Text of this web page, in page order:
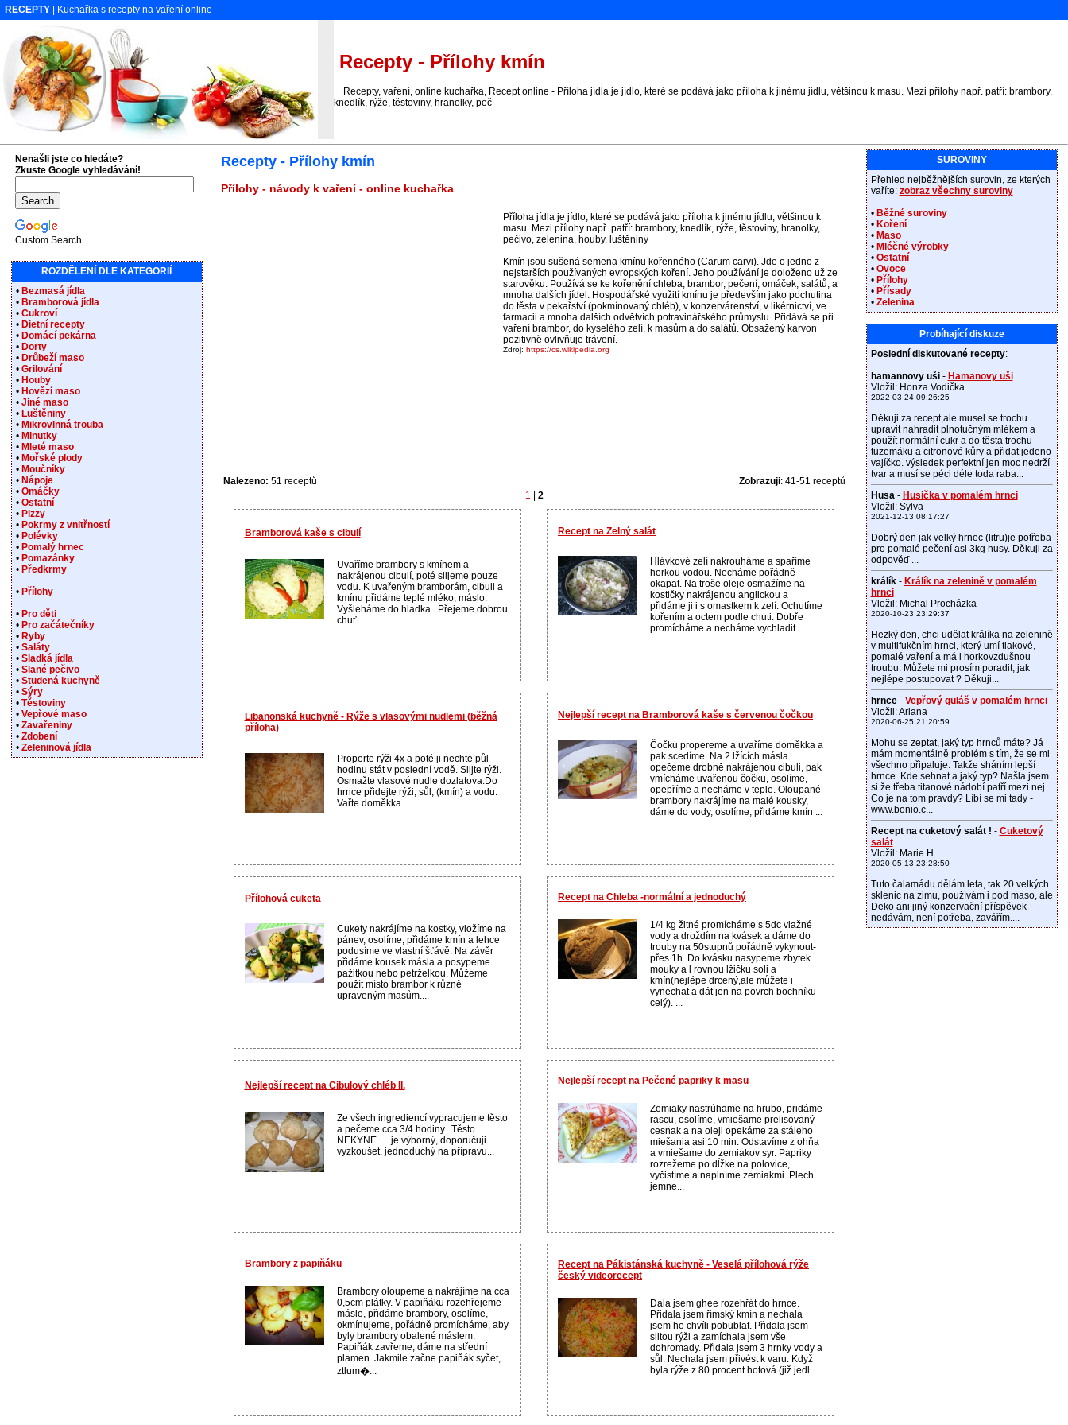
RECEPTY | Kuchařka s recepty na vaření online
Recepty - Přílohy kmín
Recepty, vaření, online kuchařka, Recept online - Příloha jídla je jídlo, které se podává jako příloha k jinému jídlu, většinou k masu. Mezi přílohy např. patří: brambory,
knedlík, rýže, těstoviny, hranolky, peč
Recepty - Přílohy kmín
Přílohy - návody k vaření - online kuchařka
Příloha jídla je jídlo, které se podává jako příloha k jinému jídlu, většinou k
masu. Mezi přílohy např. patří: brambory, knedlík, rýže, těstoviny, hranolky,
pečivo, zelenina, houby, luštěniny
Kmín jsou sušená semena kmínu kořenného (Carum carvi). Jde o jedno z
nejstarších používaných evropských koření. Jeho používání je doloženo už ze
starověku. Používá se ke kořenění chleba, brambor, pečení, omáček, salátů, a
mnoha dalších jídel. Hospodářské využití kmínu je především jako pochutina
do těsta v pekařství (pokmínovaný chléb), v konzervárenství, v likérnictví, ve
farmacii a mnoha dalších odvětvích potravinářského průmyslu. Přidává se při
vaření brambor, do kyselého zelí, k masům a do salátů. Obsažený karvon
pozitivně ovlivňuje trávení.
Zdroj: https://cs.wikipedia.org
Nalezeno: 51 receptů Zobrazuji: 41-51 receptů
1
2
Bramborová kaše s cibulí
Uvaříme brambory s kmínem a
nakrájenou cibulí, poté slijeme pouze
vodu. K uvařeným bramborám, cibuli a
kmínu přidáme teplé mléko, máslo.
Vyšleháme do hladka.. Přejeme dobrou
chuť.....
Recept na Zelný salát
Hlávkové zelí nakrouháme a spaříme
horkou vodou. Necháme pořádně
okapat. Na troše oleje osmažíme na
kostičky nakrájenou anglickou a
přidáme ji i s omastkem k zelí. Ochutíme
kořením a octem podle chuti. Dobře
promícháme a necháme vychladit....
Libanonská kuchyně - Rýže s vlasovými nudlemi (běžná
příloha)
Properte rýži 4x a poté ji nechte půl
hodinu stát v poslední vodě. Slijte rýži.
Osmažte vlasové nudle dozlatova.Do
hrnce přidejte rýži, sůl, (kmín) a vodu.
Vařte doměkka....
Nejlepší recept na Bramborová kaše s červenou čočkou
Čočku propereme a uvaříme doměkka a
pak scedíme. Na 2 lžících másla
opečeme drobně nakrájenou cibuli, pak
vmícháme uvařenou čočku, osolíme,
opepříme a necháme v teple. Oloupané
brambory nakrájíme na malé kousky,
dáme do vody, osolíme, přidáme kmín ...
Přílohová cuketa
Cukety nakrájíme na kostky, vložíme na
pánev, osolíme, přidáme kmín a lehce
podusíme ve vlastní šťávě. Na závěr
přidáme kousek másla a posypeme
pažitkou nebo petrželkou. Můžeme
použít místo brambor k různě
upraveným masům....
Recept na Chleba -normální a jednoduchý
1/4 kg žitné promícháme s 5dc vlažné
vody a droždím na kvásek a dáme do
trouby na 50stupnů pořádně vykynout-
přes 1h. Do kvásku nasypeme zbytek
mouky a l rovnou lžičku soli a
kmín(nejlépe drcený,ale můžete i
vynechat a dát jen na povrch bochníku
celý). ...
Nejlepší recept na Cibulový chléb II.
Ze všech ingrediencí vypracujeme těsto
a pečeme cca 3/4 hodiny...Těsto
NEKYNE......je výborný, doporučuji
vyzkoušet, jednoduchý na přípravu...
Nejlepší recept na Pečené papriky k masu
Zemiaky nastrúhame na hrubo, pridáme
rascu, osolíme, vmiešame prelisovaný
cesnak a na oleji opekáme za stáleho
miešania asi 10 min. Odstavíme z ohňa
a vmiešame do zemiakov syr. Papriky
rozrežeme po dĺžke na polovice,
vyčistíme a naplníme zemiakmi. Plech
jemne...
Brambory z papiňáku
Brambory oloupeme a nakrájíme na cca
0,5cm plátky. V papiňáku rozehřejeme
máslo, přidáme brambory, osolíme,
okmínujeme, pořádně promícháme, aby
byly brambory obalené máslem.
Papiňák zavřeme, dáme na střední
plamen. Jakmile začne papiňák syčet,
ztlum�...
Recept na Pákistánská kuchyně - Veselá přílohová rýže
český videorecept
Dala jsem ghee rozehřát do hrnce.
Přidala jsem římský kmín a nechala
jsem ho chvíli pobublat. Přidala jsem
slitou rýži a zamíchala jsem vše
dohromady. Přidala jsem 3 hrnky vody a
sůl. Nechala jsem přivést k varu. Když
byla rýže z 80 procent hotová (již jedl...
Nenašli jste co hledáte?
Zkuste Google vyhledávání!
Custom Search
ROZDĚLENÍ DLE KATEGORIÍ
• Bezmasá jídla
• Bramborová jídla
• Cukroví
• Dietní recepty
• Domácí pekárna
• Dorty
• Drůbeží maso
• Grilování
• Houby
• Hovězí maso
• Jiné maso
• Luštěniny
• Mikrovlnná trouba
• Minutky
• Mleté maso
• Mořské plody
• Moučníky
• Nápoje
• Omáčky
• Ostatní
• Pizzy
• Pokrmy z vnitřností
• Polévky
• Pomalý hrnec
• Pomazánky
• Předkrmy
• Přílohy
• Pro děti
• Pro začátečníky
• Ryby
• Saláty
• Sladká jídla
• Slané pečivo
• Studená kuchyně
• Sýry
• Těstoviny
• Vepřové maso
• Zavařeniny
• Zdobení
• Zeleninová jídla
SUROVINY
Přehled nejběžnějších surovin, ze kterých
vaříte: zobraz všechny suroviny
• Běžné suroviny
• Koření
• Maso
• Mléčné výrobky
• Ostatní
• Ovoce
• Přílohy
• Přísady
• Zelenina
Probíhající diskuze
Poslední diskutované recepty:
hamannovy uši- Hamanovy uši
Vložil: Honza Vodička
2022-03-24 09:26:25
Děkuji za recept,ale musel se trochu
upravit nahradit plnotučným mlékem a
použít normální cukr a do těsta trochu
tuzemáku a citronové kůry a přidat jedeno
vajíčko. výsledek perfektní jen moc nedrží
tvar a musí se péci déle toda raba...
Husa- Husička v pomalém hrnci
Vložil: Sylva
2021-12-13 08:17:27
Dobrý den jak velký hrnec (litru)je potřeba
pro pomalé pečení asi 3kg husy. Děkuji za
odpověď ...
králík- Králík na zelenině v pomalém
hrnci
Vložil: Michal Procházka
2020-10-23 23:29:37
Hezký den, chci udělat králíka na zelenině
v multifukčním hrnci, který umí tlakové,
pomalé vaření a má i horkovzdušnou
troubu. Můžete mi prosím poradit, jak
nejlépe postupovat ? Děkuji...
hrnce- Vepřový guláš v pomalém hrnci
Vložil: Ariana
2020-06-25 21:20:59
Mohu se zeptat, jaký typ hrnců máte? Já
mám momentálně problém s tím, že se mi
všechno připaluje. Takže sháním lepší
hrnce. Kde sehnat a jaký typ? Našla jsem
si že třeba titanové nádobí patří mezi nej.
Co je na tom pravdy? Líbí se mi tady -
www.bonio.c...
Recept na cuketový salát ! - Cuketový
salát
Vložil: Marie H.
2020-05-13 23:28:50
Tuto čalamádu dělám leta, tak 20 velkých
sklenic na zimu, používám i pod maso, ale
Deko ani jiný konzervační příspěvek
nedávám, není potřeba, zavářím....